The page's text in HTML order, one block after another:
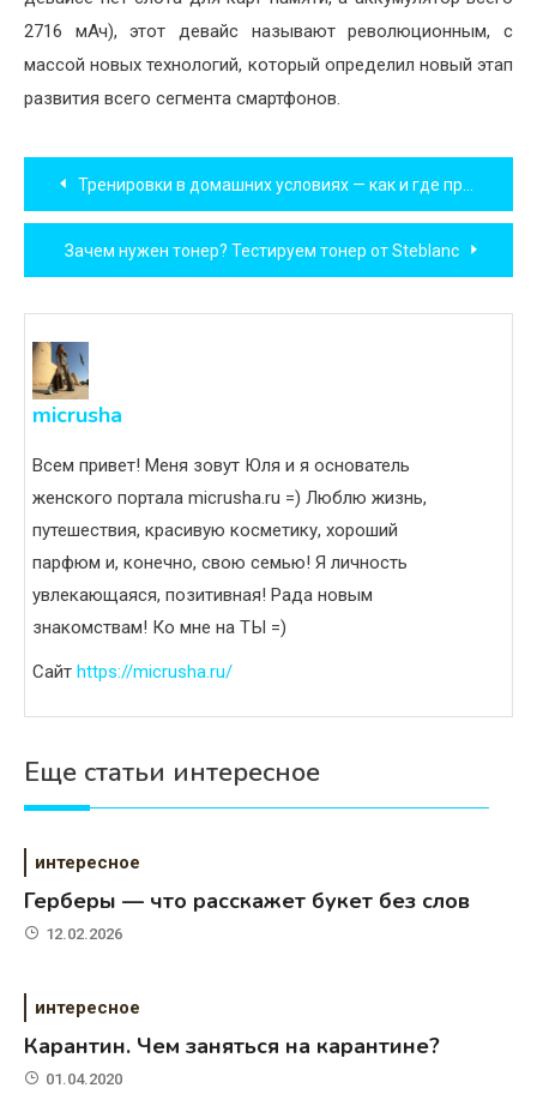
2716 мАч), этот девайс называют революционным, с
массой новых технологий, который определил новый этап
развития всего сегмента смартфонов.
Навигация
по
записям
Тренировки в домашних условиях — как и где провести тренировку
Зачем нужен тонер? Тестируем тонер от Steblanc
micrusha
Всем привет! Меня зовут Юля и я основатель
женского портала micrusha.ru =) Люблю жизнь,
путешествия, красивую косметику, хороший
парфюм и, конечно, свою семью! Я личность
увлекающаяся, позитивная! Рада новым
знакомствам! Ко мне на ТЫ =)
Сайт https://micrusha.ru/
Еще статьи интересное
интересное
Герберы — что расскажет букет без слов
12.02.2026
интересное
Карантин. Чем заняться на карантине?
01.04.2020